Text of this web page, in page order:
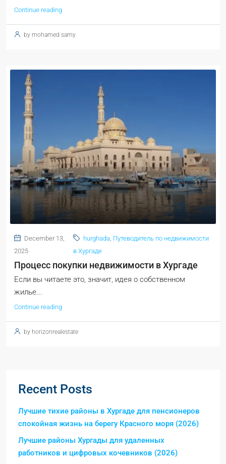
Continue reading
by mohamed samy
December 13,
2025
hurghada Путеводитель по недвижимости
в Хургаде
Процесс покупки недвижимости в Хургаде
Если вы читаете это, значит, идея о собственном
жилье...
Continue reading
by horizonrealestate
Recent Posts
Лучшие тихие районы в Хургаде для пенсионеров
спокойная жизнь на берегу Красного моря (2026)
Лучшие районы Хургады для удаленных
работников и цифровых кочевников (2026)